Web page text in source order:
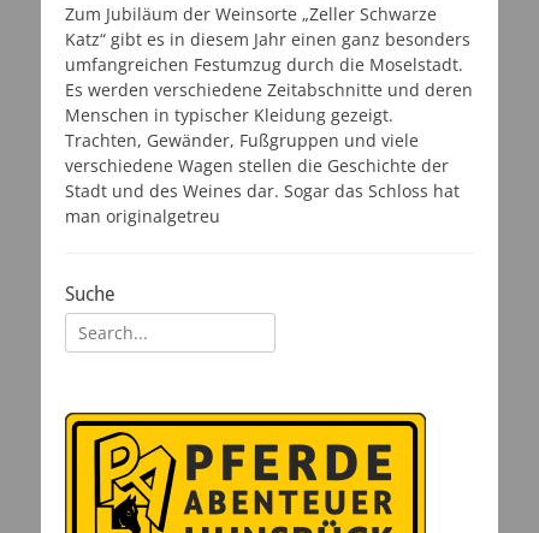
Zum Jubiläum der Weinsorte „Zeller Schwarze
Katz“ gibt es in diesem Jahr einen ganz besonders
umfangreichen Festumzug durch die Moselstadt.
Es werden verschiedene Zeitabschnitte und deren
Menschen in typischer Kleidung gezeigt.
Trachten, Gewänder, Fußgruppen und viele
verschiedene Wagen stellen die Geschichte der
Stadt und des Weines dar. Sogar das Schloss hat
man originalgetreu
Suche
Suchen
nach: